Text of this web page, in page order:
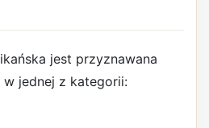
jest przyznawana
jednej z kategorii: